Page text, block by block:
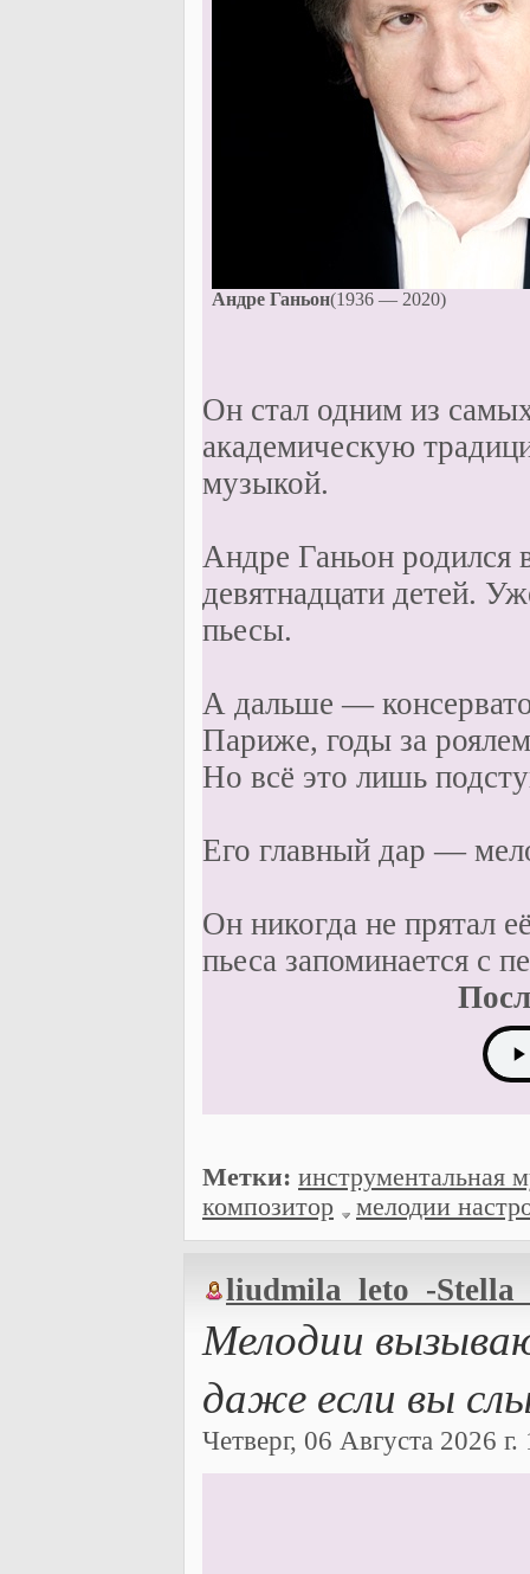
Андре Ганьон(1936 — 2020)
Он стал одним из
академическую
музыкой.
Андре Ганьон родился
девятнадцати детей.
пьесы.
А дальше —
Париже, годы за
Но всё это лишь
Его главный дар —
Он никогда не прятал
пьеса запоминается с
Метки: инструментальная
композитор
мелодии
liudmila_leto_-
Мелодии
даже если вы
Четверг, 06 Августа 2026